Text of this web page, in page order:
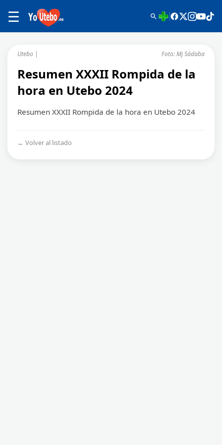
☰
Utebo | Foto: Mj Sádaba
Resumen XXXII Rompida de la
hora en Utebo 2024
Resumen XXXII Rompida de la hora en Utebo 2024
← Volver al listado